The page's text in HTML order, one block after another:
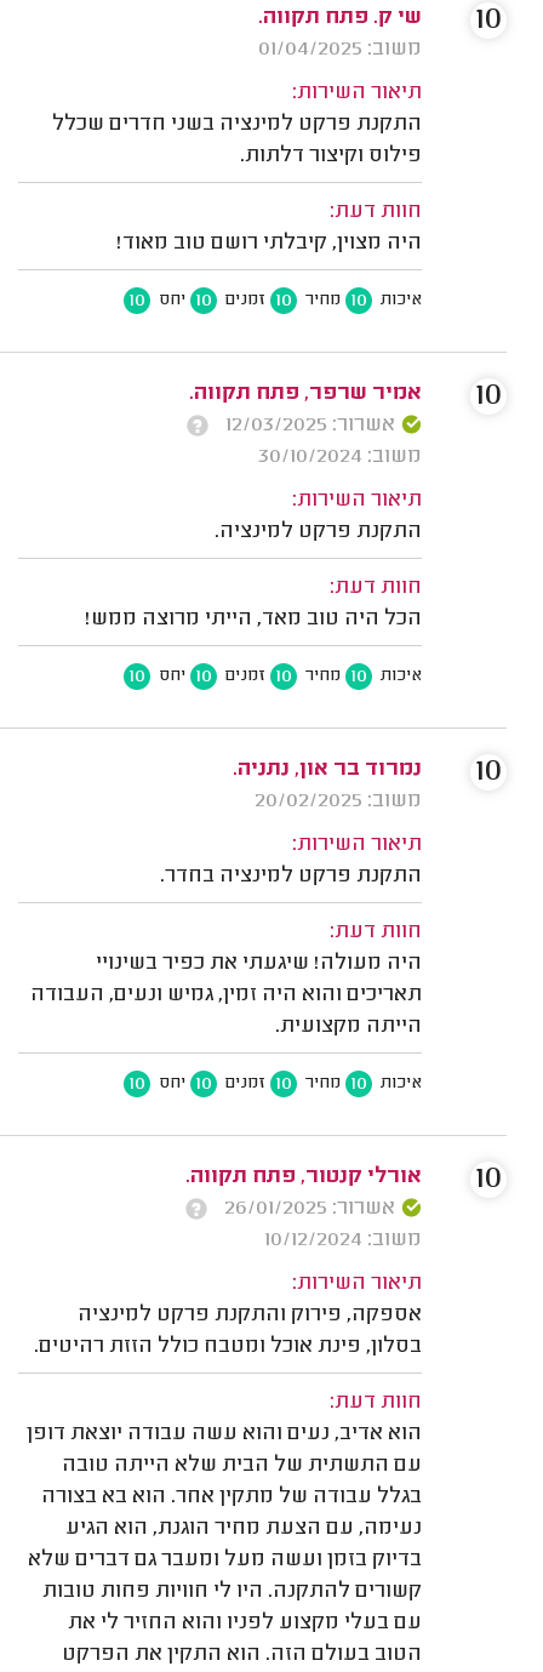
שי ק. פתח תקווה.
משוב: 01/04/2025
תיאור השירות:
התקנת פרקט למינציה בשני חדרים שכלל
פילוס וקיצור דלתות.
חוות דעת:
היה מצוין, קיבלתי רושם טוב מאוד!
איכות 10 מחיר 10 זמנים 10 יחס 10
10
אמיר שרפר, פתח תקווה.
אשרור: 12/03/2025
משוב: 30/10/2024
תיאור השירות:
התקנת פרקט למינציה.
חוות דעת:
הכל היה טוב מאד, הייתי מרוצה ממש!
איכות 10 מחיר 10 זמנים 10 יחס 10
10
נמרוד בר און, נתניה.
משוב: 20/02/2025
תיאור השירות:
התקנת פרקט למינציה בחדר.
חוות דעת:
היה מעולה! שיגעתי את כפיר בשינויי
תאריכים והוא היה זמין, גמיש ונעים, העבודה
הייתה מקצועית.
איכות 10 מחיר 10 זמנים 10 יחס 10
10
אורלי קנטור, פתח תקווה.
אשרור: 26/01/2025
משוב: 10/12/2024
תיאור השירות:
אספקה, פירוק והתקנת פרקט למינציה
בסלון, פינת אוכל ומטבח כולל הזזת רהיטים.
חוות דעת:
הוא אדיב, נעים והוא עשה עבודה יוצאת דופן
עם התשתית של הבית שלא הייתה טובה
בגלל עבודה של מתקין אחר. הוא בא בצורה
נעימה, עם הצעת מחיר הוגנת, הוא הגיע
בדיוק בזמן ועשה מעל ומעבר גם דברים שלא
קשורים להתקנה. היו לי חוויות פחות טובות
עם בעלי מקצוע לפניו והוא החזיר לי את
הטוב בעולם הזה. הוא התקין את הפרקט
10